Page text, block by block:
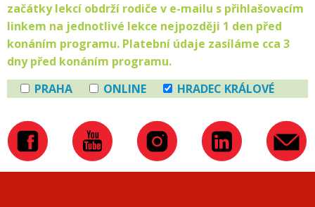
začátky lekcí obdrží rodiče v e-mailu s přihlašovacím
linkem na jednotlivé lekce nejpozději 1 den před
konáním programu. Platební údaje zasíláme cca 3
dny před konáním programu.
PRAHA
ONLINE HRADEC KRÁLOVÉ